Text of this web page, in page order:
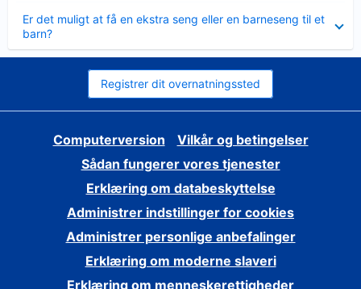
Er det muligt at få en ekstra seng eller en barneseng til et
barn?
Registrer dit overnatningssted
Computerversion
Vilkår og betingelser
Sådan fungerer vores tjenester
Erklæring om databeskyttelse
Administrer indstillinger for cookies
Administrer personlige anbefalinger
Erklæring om moderne slaveri
Erklæring om menneskerettigheder